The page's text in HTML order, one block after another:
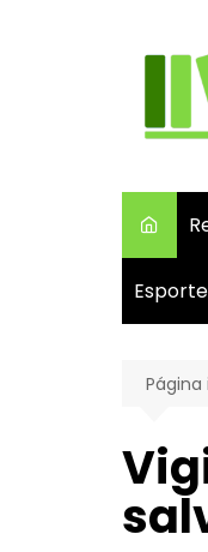
Esporte
Página